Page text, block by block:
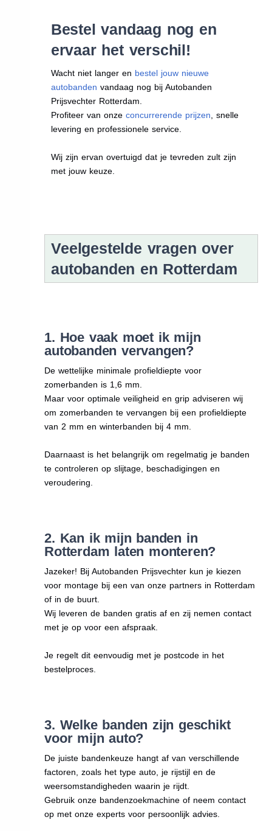
Bestel vandaag nog en
ervaar het verschil!
Wacht niet langer en bestel jouw nieuwe
autobanden vandaag nog bij Autobanden
Prijsvechter Rotterdam.
Profiteer van onze concurrerende prijzen , snelle
levering en professionele service.
Wij zijn ervan overtuigd dat je tevreden zult zijn
met jouw keuze.
Veelgestelde vragen over
autobanden en Rotterdam
1. Hoe vaak moet ik mijn
autobanden vervangen?
De wettelijke minimale profieldiepte voor
zomerbanden is 1,6 mm.
Maar voor optimale veiligheid en grip adviseren wij
om zomerbanden te vervangen bij een profieldiepte
van 2 mm en winterbanden bij 4 mm.
Daarnaast is het belangrijk om regelmatig je banden
te controleren op slijtage, beschadigingen en
veroudering.
2. Kan ik mijn banden in
Rotterdam laten monteren?
Jazeker! Bij Autobanden Prijsvechter kun je kiezen
voor montage bij een van onze partners in Rotterdam
of in de buurt.
Wij leveren de banden gratis af en zij nemen contact
met je op voor een afspraak.
Je regelt dit eenvoudig met je postcode in het
bestelproces.
3. Welke banden zijn geschikt
voor mijn auto?
De juiste bandenkeuze hangt af van verschillende
factoren, zoals het type auto, je rijstijl en de
weersomstandigheden waarin je rijdt.
Gebruik onze bandenzoekmachine of neem contact
op met onze experts voor persoonlijk advies.